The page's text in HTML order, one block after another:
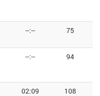
--:-- 75
--:-- 94
02:09 108